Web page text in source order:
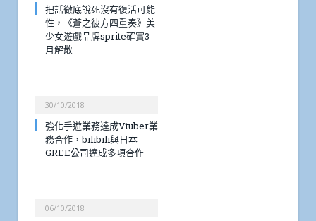
把話徹底說死沒有復活可能
性，《蒼之彼方四重奏》美
少女遊戲品牌sprite確實3
月解散
30/10/2018
強化手遊業務達成Vtuber業
務合作，bilibili與日本
GREE公司達成多項合作
06/10/2018